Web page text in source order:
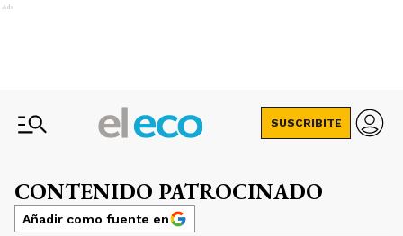
Ads
SUSCRIBITE
CONTENIDO PATROCINADO
Añadir como fuente en